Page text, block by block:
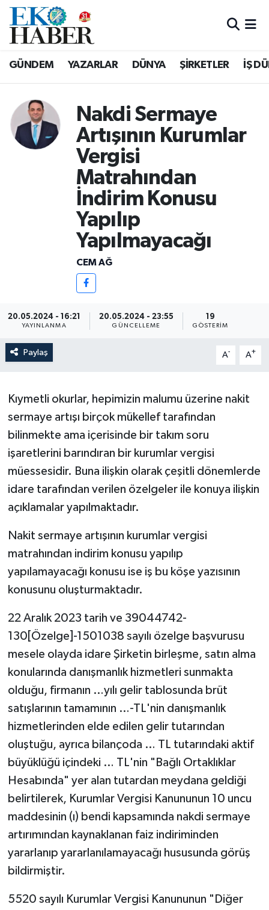
GÜNDEM YAZARLAR DÜNYA ŞİRKETLER İŞ
Nakdi Sermaye
Artışının Kurumlar
Vergisi
Matrahından
İndirim Konusu
Yapılıp
Yapılmayacağı
CEM AĞ
20.05.2024 - 16:21
YAYINLANMA
20.05.2024 - 23:55
GÜNCELLEME
19
GÖSTERIM
Paylaş A- A+
Kıymetli okurlar, hepimizin malumu üzerine nakit
sermaye artışı birçok mükellef tarafından
bilinmekte ama içerisinde bir takım soru
işaretlerini barındıran bir kurumlar vergisi
müessesidir. Buna ilişkin olarak çeşitli dönemlerde
idare tarafından verilen özelgeler ile konuya ilişkin
açıklamalar yapılmaktadır.
Nakit sermaye artışının kurumlar vergisi
matrahından indirim konusu yapılıp
yapılamayacağı konusu ise iş bu köşe yazısının
konusunu oluşturmaktadır.
22 Aralık 2023 tarih ve 39044742-
130[Özelge]-1501038 sayılı özelge başvurusu
mesele olayda idare Şirketin birleşme, satın alma
konularında danışmanlık hizmetleri sunmakta
olduğu, firmanın …yılı gelir tablosunda brüt
satışlarının tamamının …-TL'nin danışmanlık
hizmetlerinden elde edilen gelir tutarından
oluştuğu, ayrıca bilançoda … TL tutarındaki aktif
büyüklüğü içindeki … TL'nin "Bağlı Ortaklıklar
Hesabında" yer alan tutardan meydana geldiği
belirtilerek, Kurumlar Vergisi Kanununun 10 uncu
maddesinin (ı) bendi kapsamında nakdi sermaye
artırımından kaynaklanan faiz indiriminden
yararlanıp yararlanılamayacağı hususunda görüş
bildirmiştir.
5520 sayılı Kurumlar Vergisi Kanununun "Diğer
Hava Durumu
Süper Lig Puan Durumu ve Fikstür
Tüm Manşetler
Son Dakika Haberleri
Haber Arşivi